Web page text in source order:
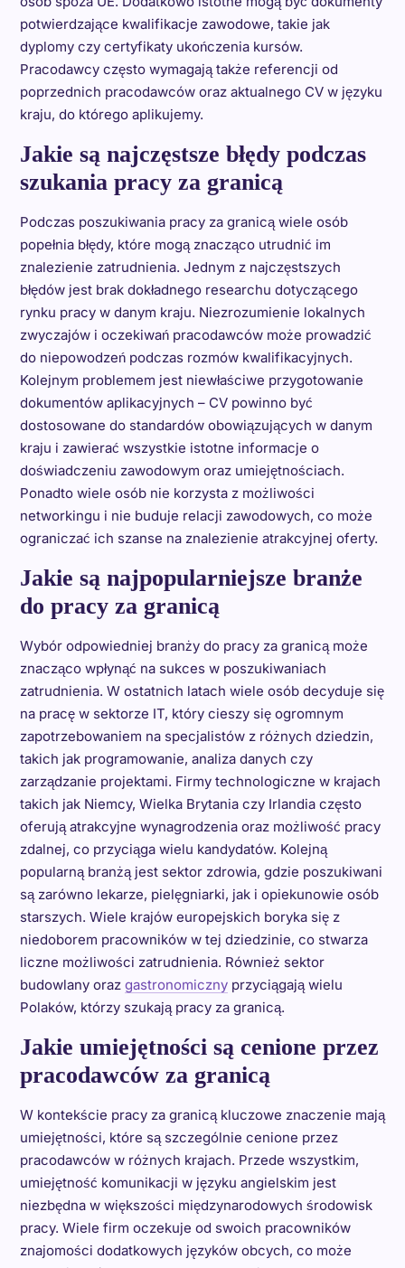
potwierdzające kwalifikacje zawodowe, takie jak
dyplomy czy certyfikaty ukończenia kursów.
Pracodawcy często wymagają także referencji od
poprzednich pracodawców oraz aktualnego CV w języku
kraju, do którego aplikujemy.
Jakie są najczęstsze błędy podczas
szukania pracy za granicą
Podczas poszukiwania pracy za granicą wiele osób
popełnia błędy, które mogą znacząco utrudnić im
znalezienie zatrudnienia. Jednym z najczęstszych
błędów jest brak dokładnego researchu dotyczącego
rynku pracy w danym kraju. Niezrozumienie lokalnych
zwyczajów i oczekiwań pracodawców może prowadzić
do niepowodzeń podczas rozmów kwalifikacyjnych.
Kolejnym problemem jest niewłaściwe przygotowanie
dokumentów aplikacyjnych – CV powinno być
dostosowane do standardów obowiązujących w danym
kraju i zawierać wszystkie istotne informacje o
doświadczeniu zawodowym oraz umiejętnościach.
Ponadto wiele osób nie korzysta z możliwości
networkingu i nie buduje relacji zawodowych, co może
ograniczać ich szanse na znalezienie atrakcyjnej oferty.
Jakie są najpopularniejsze branże
do pracy za granicą
Wybór odpowiedniej branży do pracy za granicą może
znacząco wpłynąć na sukces w poszukiwaniach
zatrudnienia. W ostatnich latach wiele osób decyduje się
na pracę w sektorze IT, który cieszy się ogromnym
zapotrzebowaniem na specjalistów z różnych dziedzin,
takich jak programowanie, analiza danych czy
zarządzanie projektami. Firmy technologiczne w krajach
takich jak Niemcy, Wielka Brytania czy Irlandia często
oferują atrakcyjne wynagrodzenia oraz możliwość pracy
zdalnej, co przyciąga wielu kandydatów. Kolejną
popularną branżą jest sektor zdrowia, gdzie poszukiwani
są zarówno lekarze, pielęgniarki, jak i opiekunowie osób
starszych. Wiele krajów europejskich boryka się z
niedoborem pracowników w tej dziedzinie, co stwarza
liczne możliwości zatrudnienia. Również sektor
budowlany oraz gastronomicznyprzyciągają wielu
Polaków, którzy szukają pracy za granicą.
Jakie umiejętności są cenione przez
pracodawców za granicą
W kontekście pracy za granicą kluczowe znaczenie mają
umiejętności, które są szczególnie cenione przez
pracodawców w różnych krajach. Przede wszystkim,
umiejętność komunikacji w języku angielskim jest
niezbędna w większości międzynarodowych środowisk
pracy. Wiele firm oczekuje od swoich pracowników
znajomości dodatkowych języków obcych, co może